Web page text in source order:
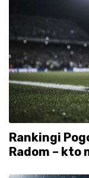
Rankingi
Radom – kto